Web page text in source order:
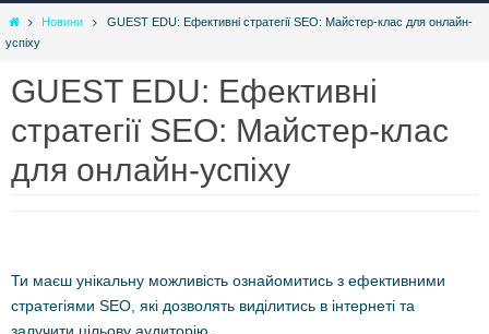
HomeНовини
GUEST EDU: Ефективні стратегії SEO: Майстер-клас для онлайн-
успіху
GUEST EDU: Ефективні
стратегії SEO: Майстер-клас
для онлайн-успіху
Ти маєш унікальну можливість ознайомитись з ефективними
стратегіями SEO, які дозволять виділитись в інтернеті та